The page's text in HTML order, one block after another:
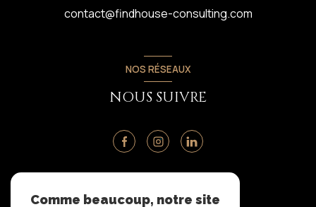
contact@findhouse-consulting.com
NOS RÉSEAUX
NOUS SUIVRE
ADHÉRENTS
Comme beaucoup, notre site